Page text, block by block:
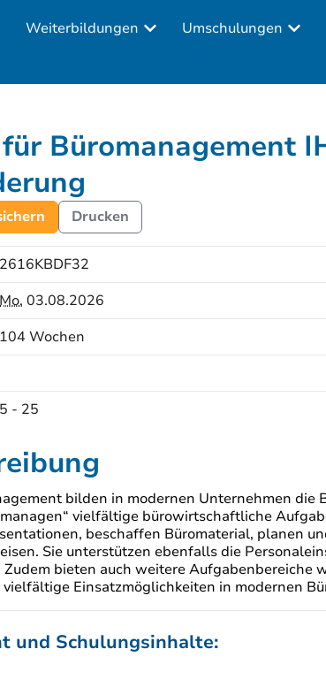
Weiterbildungen Umschulungen
Büromanagement
Drucken
2616KBDF32
Mo. 03.08.2026
104 Wochen
5 - 25
bilden in modernen Unternehmen
vielfältige bürowirtschaftliche
beschaffen Büromaterial, planen
Sie unterstützen ebenfalls die
bieten auch weitere Aufgabenbereiche
Einsatzmöglichkeiten in modernen
und Schulungsinhalte: